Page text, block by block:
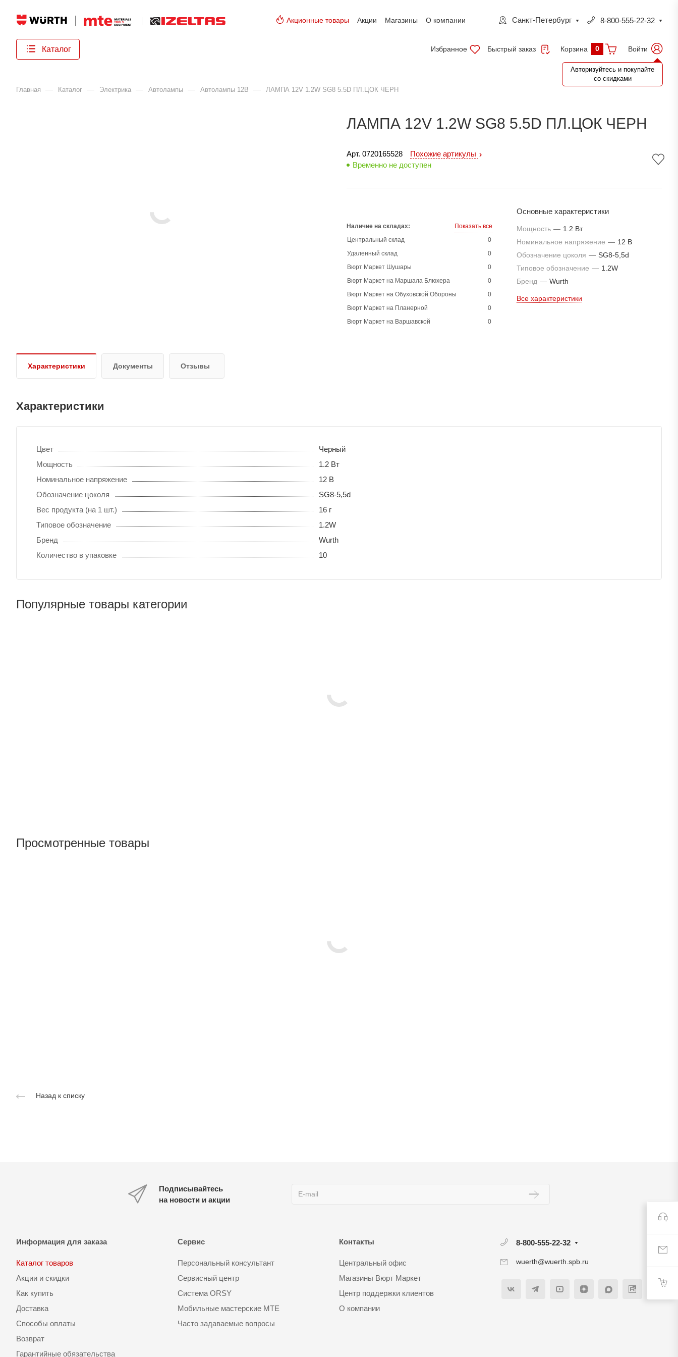
Акционные товары Акции Магазины О компании Санкт-Петербург 8-800-555-22-32
Каталог Избранное Быстрый заказ Корзина 0 Войти
Авторизуйтесь и покупайте
со скидками
Главная
— Каталог — Электрика — Автолампы — Автолампы 12В — ЛАМПА 12V 1.2W SG8 5.5D ПЛ.ЦОК ЧЕРН
ЛАМПА 12V 1.2W SG8 5.5D ПЛ.ЦОК ЧЕРН
Арт. 0720165528
Похожие артикулы
Временно не доступен
Наличие на складах:
Показать все
Центральный склад
0
Удаленный склад
0
Вюрт Маркет Шушары
0
Вюрт Маркет на Маршала Блюхера
0
Вюрт Маркет на Обуховской Обороны
0
Вюрт Маркет на Планерной
0
Вюрт Маркет на Варшавской
0
Основные характеристики
Мощность — 1.2 Вт
Номинальное напряжение — 12 В
Обозначение цоколя — SG8-5,5d
Типовое обозначение — 1.2W
Бренд — Wurth
Все характеристики
Характеристики Документы Отзывы
Характеристики
Цвет
Черный
Мощность
1.2 Вт
Номинальное напряжение
12 В
Обозначение цоколя
SG8-5,5d
Вес продукта (на 1 шт.)
16 г
Типовое обозначение
1.2W
Бренд
Wurth
Количество в упаковке
10
Популярные товары категории
Просмотренные товары
Назад к списку
Подписывайтесь
на новости и акции
Информация для заказа
Каталог товаров
Акции и скидки
Как купить
Доставка
Способы оплаты
Возврат
Гарантийные обязательства
Сервис
Персональный консультант
Сервисный центр
Система ORSY
Мобильные мастерские MTE
Часто задаваемые вопросы
Контакты
Центральный офис
Магазины Вюрт Маркет
Центр поддержки клиентов
О компании
8-800-555-22-32
wuerth@wuerth.spb.ru